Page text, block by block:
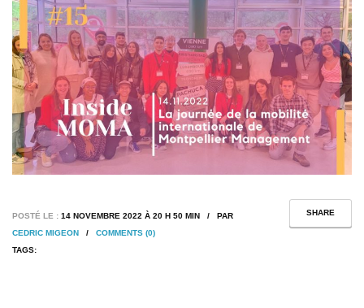
SHARE
POSTÉ LE : 14 NOVEMBRE 2022 À 20 H 50 MIN / PAR
CEDRIC MIGEON / COMMENTS (0)
TAGS: